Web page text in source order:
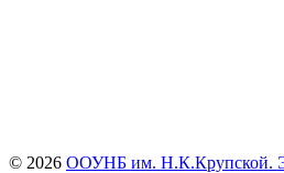
© 2026 ООУНБ им. Н.К.Крупской.